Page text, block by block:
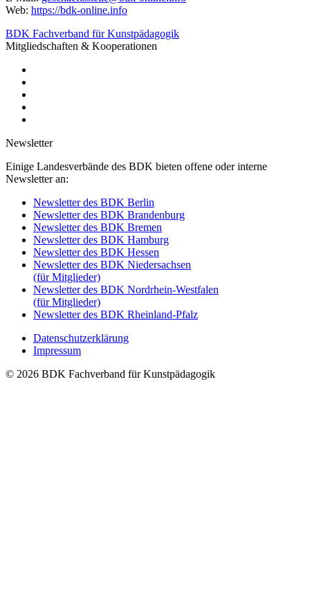
Web: https://bdk-online.info
BDK Fachverband für Kunstpädagogik
Mitgliedschaften & Kooperationen
Newsletter
Einige Landesverbände des BDK bieten offene oder interne
Newsletter an:
Newsletter des BDK Berlin
Newsletter des BDK Brandenburg
Newsletter des BDK Bremen
Newsletter des BDK Hamburg
Newsletter des BDK Hessen
Newsletter des BDK Niedersachsen
(für Mitglieder)
Newsletter des BDK Nordrhein-Westfalen
(für Mitglieder)
Newsletter des BDK Rheinland-Pfalz
Datenschutzerklärung
Impressum
© 2026 BDK Fachverband für Kunstpädagogik